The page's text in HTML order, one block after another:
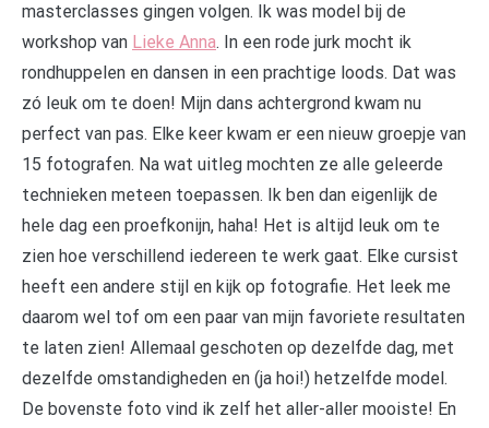
masterclasses gingen volgen. Ik was model bij de
workshop van Lieke Anna. In een rode jurk mocht ik
rondhuppelen en dansen in een prachtige loods. Dat was
zó leuk om te doen! Mijn dans achtergrond kwam nu
perfect van pas. Elke keer kwam er een nieuw groepje van
15 fotografen. Na wat uitleg mochten ze alle geleerde
technieken meteen toepassen. Ik ben dan eigenlijk de
hele dag een proefkonijn, haha! Het is altijd leuk om te
zien hoe verschillend iedereen te werk gaat. Elke cursist
heeft een andere stijl en kijk op fotografie. Het leek me
daarom wel tof om een paar van mijn favoriete resultaten
te laten zien! Allemaal geschoten op dezelfde dag, met
dezelfde omstandigheden en (ja hoi!) hetzelfde model.
De bovenste foto vind ik zelf het aller-aller mooiste! En